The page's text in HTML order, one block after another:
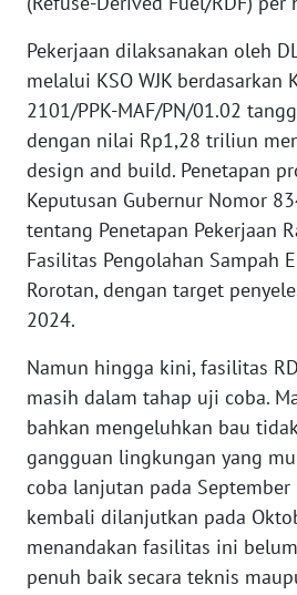
Pekerjaan dilaksanakan oleh
melalui KSO WJK berdasarkan
2101/PPK-MAF/PN/01.02
dengan nilai Rp1,28 triliun
design and build. Penetapan
Keputusan Gubernur Nomor
tentang Penetapan Pekerjaan
Fasilitas Pengolahan Sampah
Rorotan, dengan target
2024.
Namun hingga kini, fasilitas
masih dalam tahap uji coba.
bahkan mengeluhkan bau
gangguan lingkungan yang
coba lanjutan pada
kembali dilanjutkan pada
menandakan fasilitas ini
penuh baik secara teknis
BABEL
WN
SUMBAR
WN
BENGKULU
WN
JATENG
WN
NUSANTARA